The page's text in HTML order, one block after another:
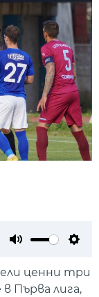
ценни три
Първа лига,